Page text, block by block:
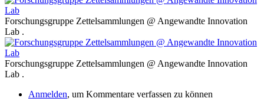
Forschungsgruppe Zettelsammlungen @ Angewandte Innovation
Lab .
Forschungsgruppe Zettelsammlungen @ Angewandte Innovation
Lab .
Anmelden, um Kommentare verfassen zu können